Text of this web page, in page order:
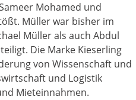
Mohamed und
Müller war bisher im
Müller als auch Abdul
Die Marke Kieserling
von Wissenschaft und
und Logistik
Mieteinnahmen.